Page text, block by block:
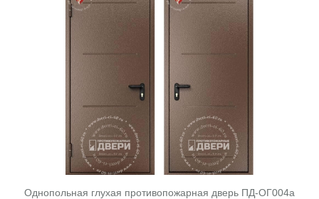
Однопольная глухая противопожарная дверь ПД-ОГ004a